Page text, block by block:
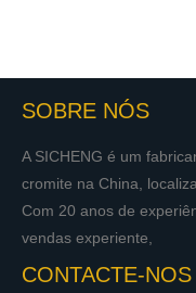
SOBRE NÓS
A SICHENG é um
cromite na China,
Com 20 anos de
vendas experiente,
CONTACTE-NOS